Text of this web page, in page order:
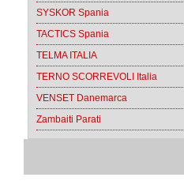
SYSKOR Spania
TACTICS Spania
TELMA ITALIA
TERNO SCORREVOLI Italia
VENSET Danemarca
Zambaiti Parati